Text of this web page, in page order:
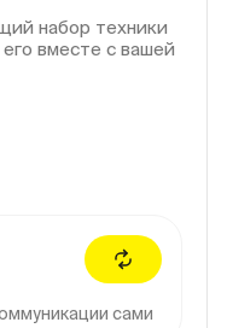
набор техники
вместе с вашей
сами